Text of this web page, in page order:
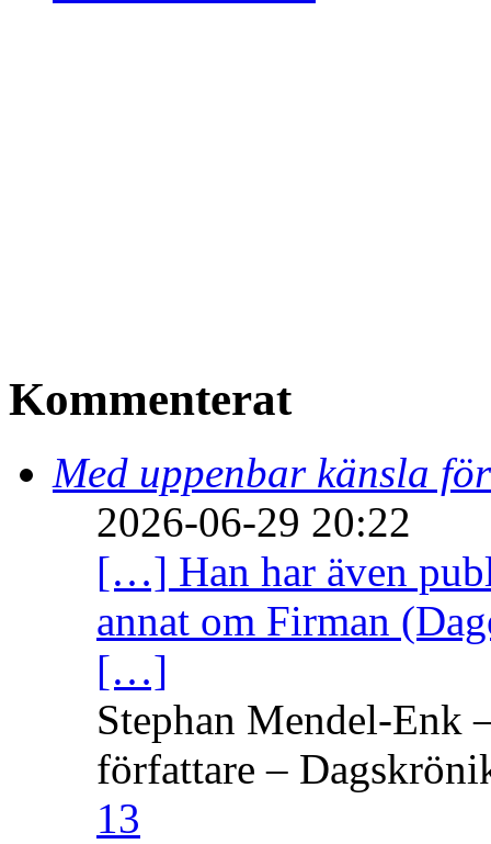
Kommenterat
Med uppenbar känsla
2026-06-29 20:22
[…] Han har även
annat om Firman
[…]
Stephan Mendel-Enk
författare –
13